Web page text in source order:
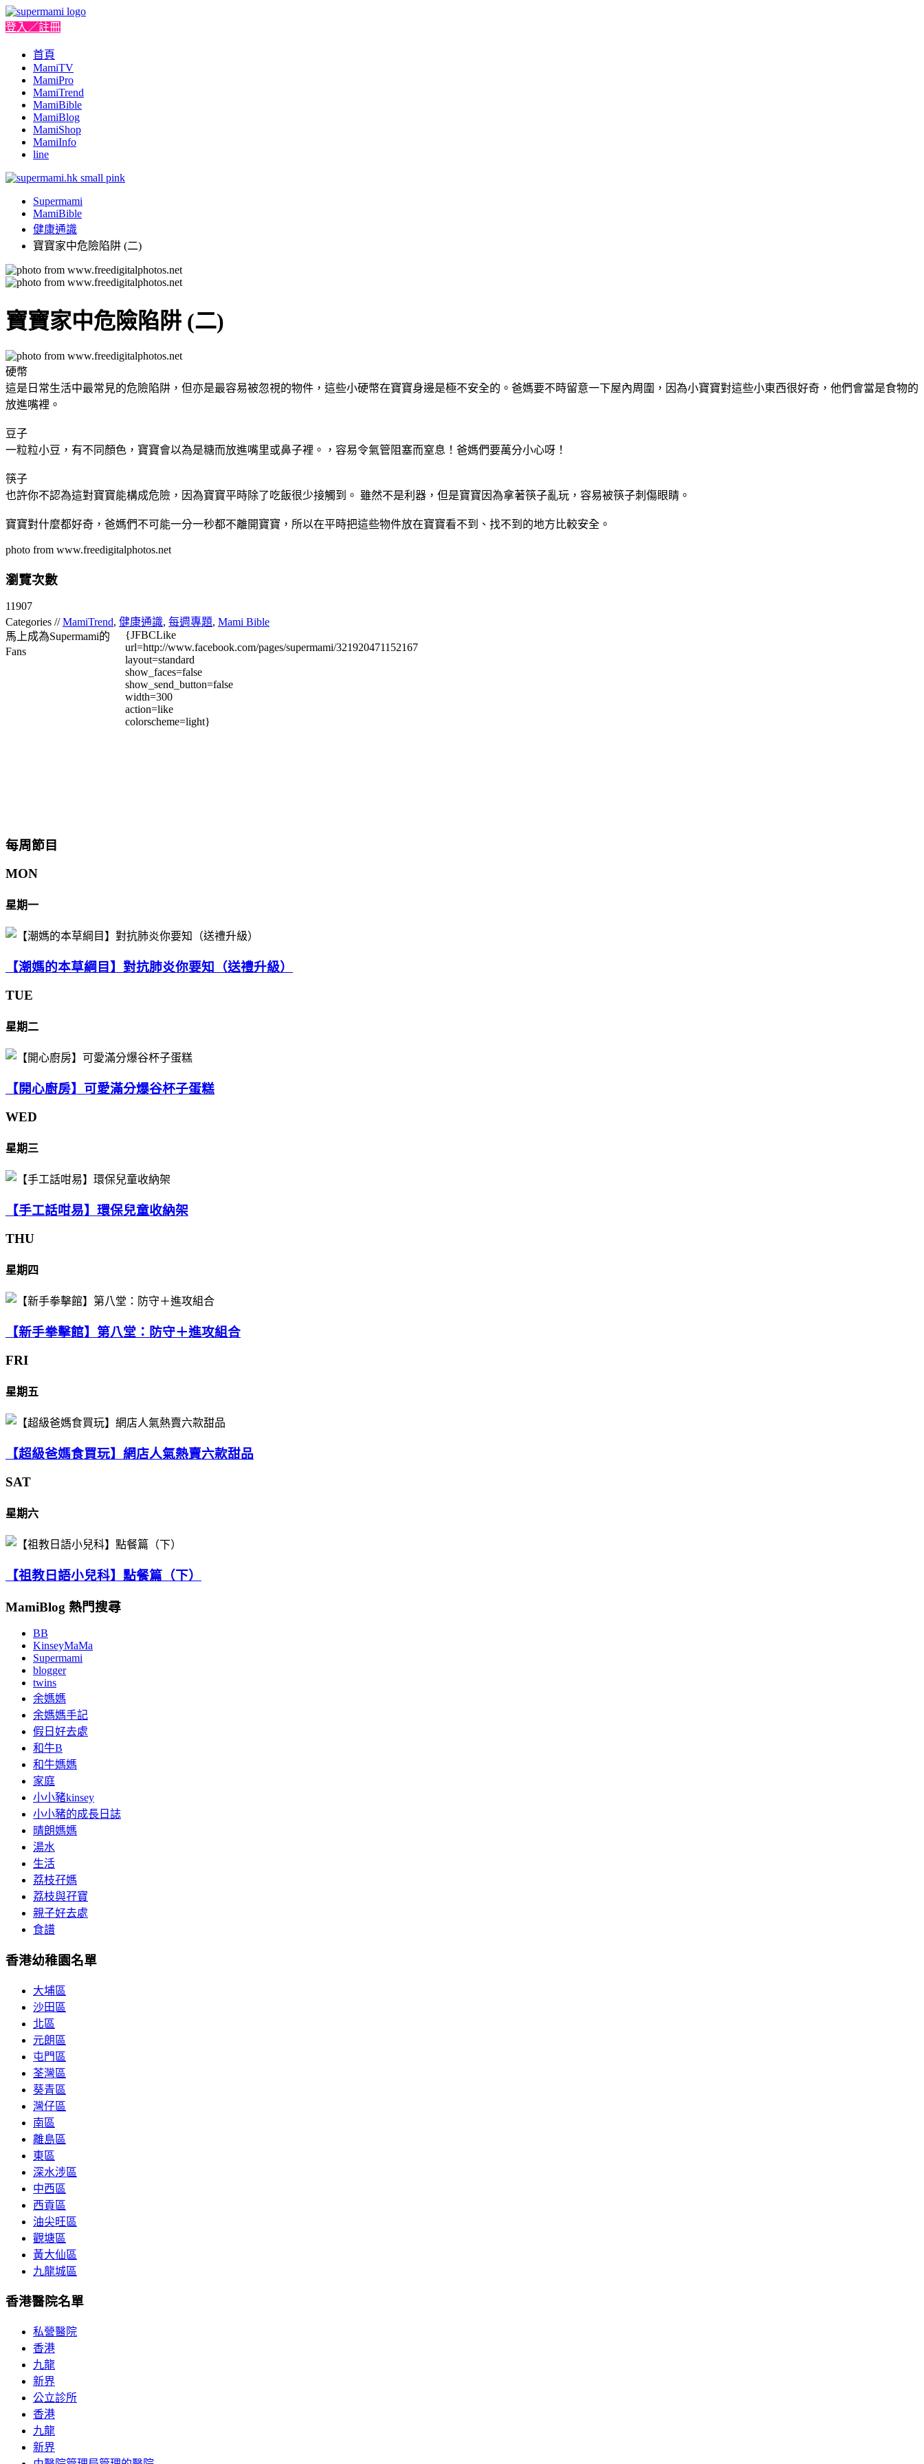
登入／註冊
首頁
MamiTV
MamiPro
MamiTrend
MamiBible
MamiBlog
MamiShop
MamiInfo
line
Supermami
MamiBible
健康通識
寶寶家中危險陷阱 (二)
寶寶家中危險陷阱 (二)
硬幣
這是日常生活中最常見的危險陷阱，但亦是最容易被忽視的物件，這些小硬幣在寶寶身邊是極不安全的。爸媽要不時留意一下屋內周圍，因為小寶寶對這些小東西很好奇，他們會當是食物的
放進嘴裡。
豆子
一粒粒小豆，有不同顏色，寶寶會以為是糖而放進嘴里或鼻子裡。，容易令氣管阻塞而窒息！爸媽們要萬分小心呀！
筷子
也許你不認為這對寶寶能構成危險，因為寶寶平時除了吃飯很少接觸到。 雖然不是利器，但是寶寶因為拿著筷子亂玩，容易被筷子刺傷眼睛。
寶寶對什麼都好奇，爸媽們不可能一分一秒都不離開寶寶，所以在平時把這些物件放在寶寶看不到、找不到的地方比較安全。
photo from www.freedigitalphotos.net
瀏覽次數
11907
Categories //MamiTrend, 健康通識, 每週專題, Mami Bible
馬上成為Supermami的
Fans
{JFBCLike
url=http://www.facebook.com/pages/supermami/321920471152167
layout=standard
show_faces=false
show_send_button=false
width=300
action=like
colorscheme=light}
每周節目
MON
星期一
【潮媽的本草綱目】對抗肺炎你要知（送禮升級）
TUE
星期二
【開心廚房】可愛滿分爆谷杯子蛋糕
WED
星期三
【手工話咁易】環保兒童收納架
THU
星期四
【新手拳擊館】第八堂：防守＋進攻組合
FRI
星期五
【超級爸媽食買玩】網店人氣熱賣六款甜品
SAT
星期六
【祖教日語小兒科】點餐篇（下）
MamiBlog 熱門搜尋
BB
KinseyMaMa
Supermami
blogger
twins
余媽媽
余媽媽手記
假日好去處
和牛B
和牛媽媽
家庭
小小豬kinsey
小小豬的成長日誌
晴朗媽媽
湯水
生活
荔枝孖媽
荔枝與孖寶
親子好去處
食譜
香港幼稚園名單
大埔區
沙田區
北區
元朗區
屯門區
荃灣區
葵青區
灣仔區
南區
離島區
東區
深水涉區
中西區
西貢區
油尖旺區
觀塘區
黃大仙區
九龍城區
香港醫院名單
私營醫院
香港
九龍
新界
公立診所
香港
九龍
新界